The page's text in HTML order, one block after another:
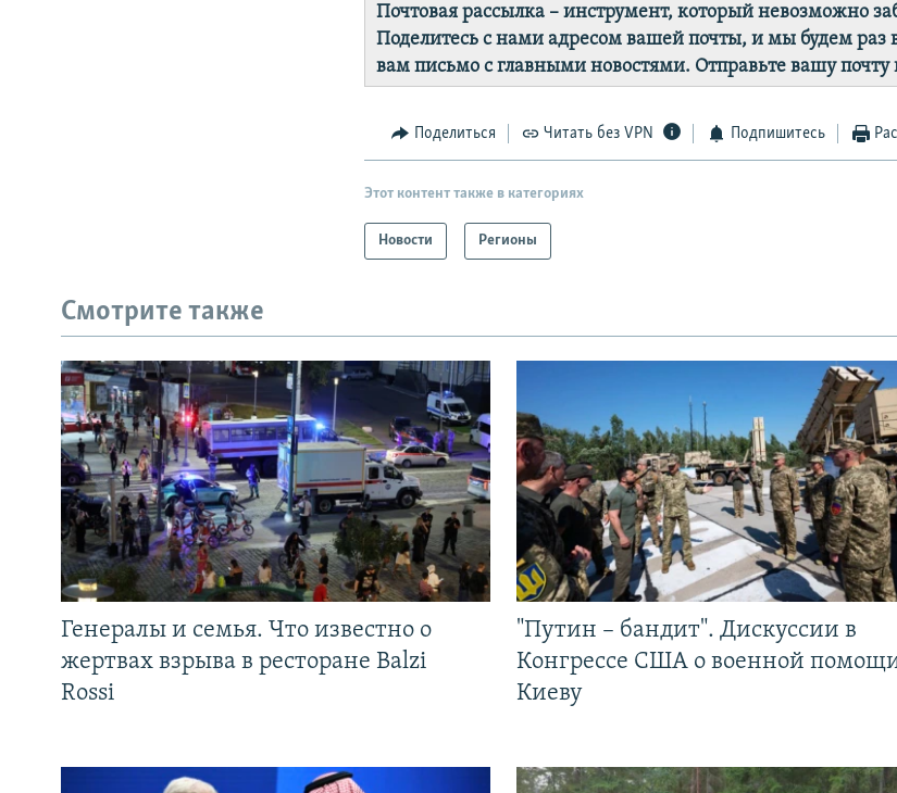
Почтовая рассылка – инструмент, который невозможно
Поделитесь с нами адресом вашей почты, и мы будем раз
вам письмо с главными новостями. Отправьте вашу
Поделиться Читать без VPN Подпишитесь
Этот контент также в категориях
Новости Регионы
Смотрите также
Генералы и семья. Что известно о
жертвах взрыва в ресторане Balzi
Rossi
"Путин – бандит". Дискуссии в
Конгрессе США о военной
Киеву